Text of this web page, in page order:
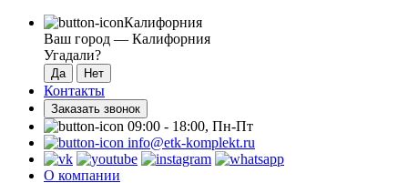
Калифорния
Ваш город — Калифорния
Угадали?
Контакты
Заказать звонок
09:00 - 18:00, Пн-Пт
info@etk-komplekt.ru
О компании